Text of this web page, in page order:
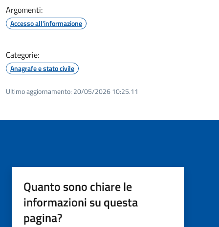
Argomenti:
Accesso all'informazione
Categorie:
Anagrafe e stato civile
Ultimo aggiornamento: 20/05/2026 10:25.11
Quanto sono chiare le
informazioni su questa
pagina?